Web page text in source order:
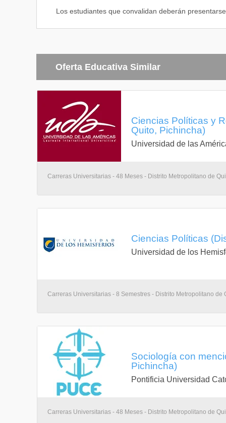
Ley de Elecciones y Partidos Políticos
Political Ethics
Los estudiantes que convalidan deberán
Oferta Educativa Similar
Ciencias Políticas y
Quito, Pichincha)
Universidad de las
Carreras Universitarias - 48 Meses - Distrito Metropolitano de
Ciencias Políticas
Universidad de los
Carreras Universitarias - 8 Semestres - Distrito Metropolitano de
Sociología con
Pichincha)
Pontificia Universidad
Carreras Universitarias - 48 Meses - Distrito Metropolitano de